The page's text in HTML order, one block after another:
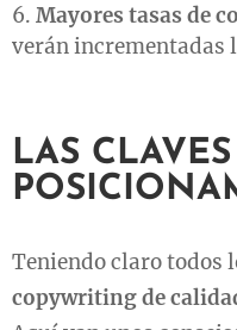
Mayores tasas de
verán incrementadas
LAS
Teniendo claro todos
copywriting de